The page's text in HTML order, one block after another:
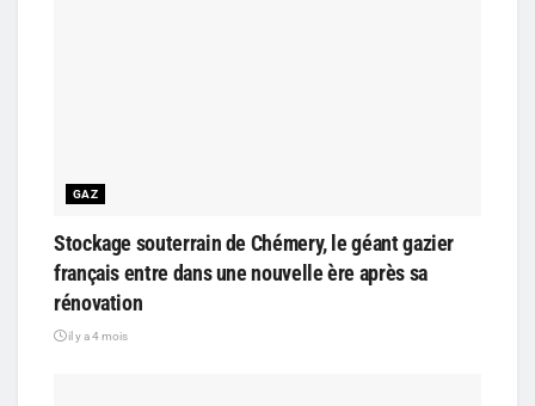
GAZ
Stockage souterrain de Chémery, le géant gazier
français entre dans une nouvelle ère après sa
rénovation
il y a 4 mois